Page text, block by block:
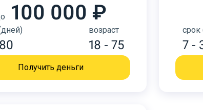
100 000 ₽
возраст
18 - 75
Получить деньги
срок
7 -